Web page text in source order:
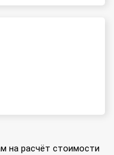
на расчёт стоимости